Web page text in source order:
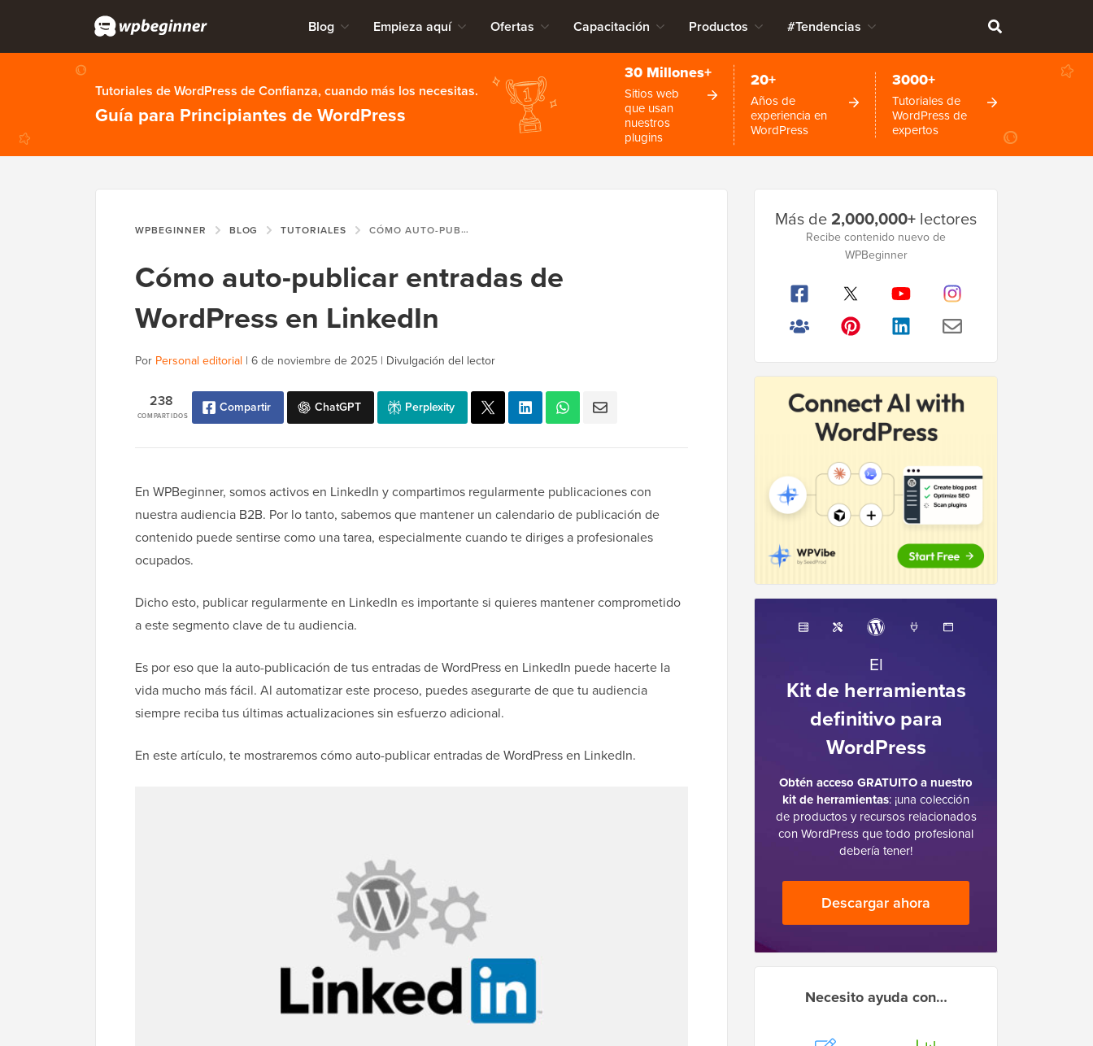
Blog Empieza aquí Ofertas Capacitación Productos #Tendencias
Tutoriales de WordPress de Confianza, cuando más los necesitas.
Guía para Principiantes de WordPress
30 Millones+
Sitios web
que usan
nuestros
plugins
20+
Años de
experiencia en
WordPress
3000+
Tutoriales de
WordPress de
expertos
WPBEGINNER BLOG TUTORIALES CÓMO AUTO-PUBLICAR ENTRADAS DE WORDPRESS EN LINKEDIN
Cómo auto-publicar entradas de
WordPress en LinkedIn
Por Personal editorial | 6 de noviembre de 2025 | Divulgación del lector
COMPARTIDOS
238 Compartir ChatGPT Perplexity
En WPBeginner, somos activos en LinkedIn y compartimos regularmente publicaciones con
nuestra audiencia B2B. Por lo tanto, sabemos que mantener un calendario de publicación de
contenido puede sentirse como una tarea, especialmente cuando te diriges a profesionales
ocupados.
Dicho esto, publicar regularmente en LinkedIn es importante si quieres mantener comprometido
a este segmento clave de tu audiencia.
Es por eso que la auto-publicación de tus entradas de WordPress en LinkedIn puede hacerte la
vida mucho más fácil. Al automatizar este proceso, puedes asegurarte de que tu audiencia
siempre reciba tus últimas actualizaciones sin esfuerzo adicional.
En este artículo, te mostraremos cómo auto-publicar entradas de WordPress en LinkedIn.
lateral
Más de2,000,000+ lectores
Recibe contenido nuevo de
WPBeginner
El
Kit de herramientas
definitivo para
WordPress
Obtén acceso GRATUITO a nuestro
kit de herramientas: ¡una colección
de productos y recursos relacionados
con WordPress que todo profesional
debería tener!
Descargar ahora
Necesito ayuda con…